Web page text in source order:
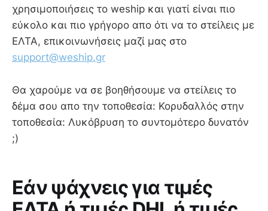
χρησιμοποιήσεις το weship και γιατί είναι πιο
εύκολο και πιο γρήγορο απο ότι να το στείλεις με
ΕΛΤΑ, επικοινωνήσεις μαζί μας στο
support@weship.gr
Θα χαρούμε να σε βοηθήσουμε να στείλεις το
δέμα σου απο την τοποθεσία: Κορυδαλλός στην
τοποθεσία: Λυκόβρυση το συντομότερο δυνατόν
;)
Εάν ψάχνεις για τιμές